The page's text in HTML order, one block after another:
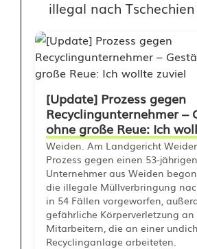
illegal nach
[Update] Prozess gegen
Recyclingunternehmer –
ohne große Reue: Ich
Weiden. Am Landgericht
Prozess gegen einen 53-
Unternehmer aus Weiden
die illegale Müllverbringung
in 54 Fällen vorgeworfen,
gefährliche Körperverletzung an
Mitarbeitern, die an einer
Recyclinganlage arbeiteten.